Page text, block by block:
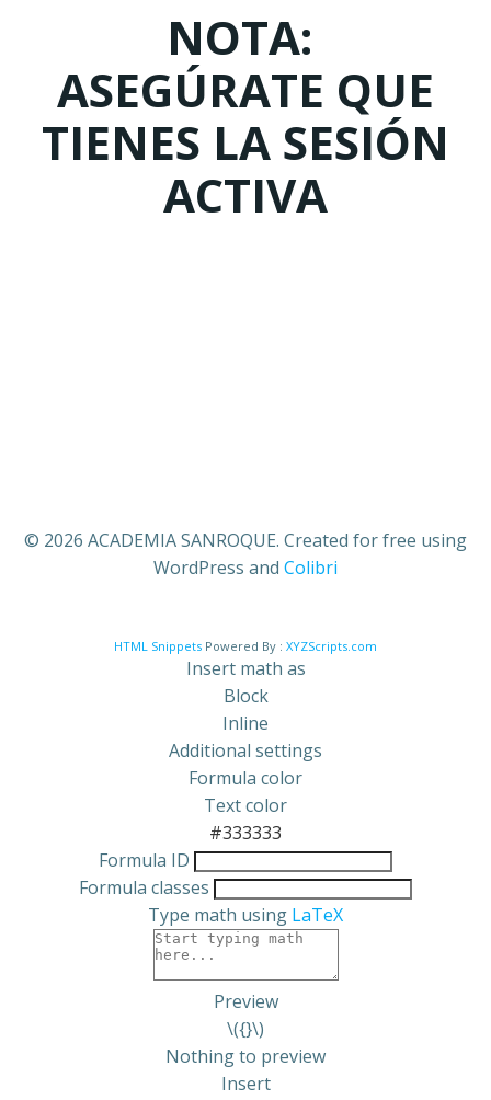
NOTA:
ASEGÚRATE QUE
TIENES LA SESIÓN
ACTIVA
© 2026 ACADEMIA SANROQUE. Created for free using
WordPress and Colibri
HTML Snippets Powered By : XYZScripts.com
Insert math as
Block
Inline
Additional settings
Formula color
Text color
#333333
Formula ID
Formula classes
Type math using LaTeX
Preview
\({}\)
Nothing to preview
Insert